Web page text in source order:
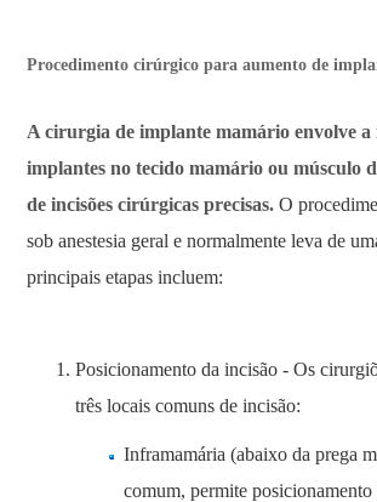
Procedimento cirúrgico para aumento de
A cirurgia de implante mamário envolve a
implantes no tecido mamário ou músculo
de incisões cirúrgicas precisas. O
sob anestesia geral e normalmente leva de
principais etapas incluem:
Posicionamento da incisão - Os
três locais comuns de incisão:
Inframamária (abaixo da prega
comum, permite